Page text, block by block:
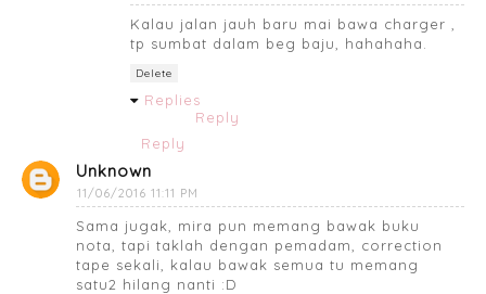
Kalau jalan jauh baru mai bawa charger ,
tp sumbat dalam beg baju, hahahaha.
Delete
Replies
Reply
Reply
Unknown
11/06/2016 11:11 PM
Sama jugak, mira pun memang bawak buku
nota, tapi taklah dengan pemadam, correction
tape sekali, kalau bawak semua tu memang
satu2 hilang nanti :D